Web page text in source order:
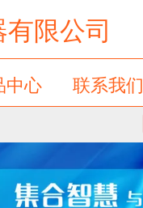
限公司
中心 联系我们
English